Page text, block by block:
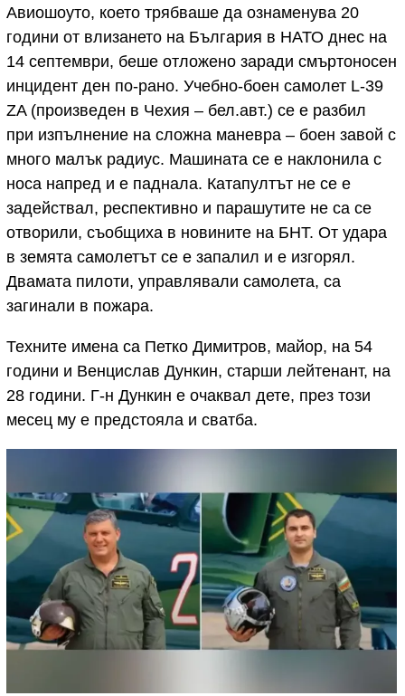
Авиошоуто, което трябваше да ознаменува 20
години от влизането на България в НАТО днес на
14 септември, беше отложено заради смъртоносен
инцидент ден по-рано. Учебно-боен самолет L-39
ZA (произведен в Чехия – бел.авт.) се е разбил
при изпълнение на сложна маневра – боен завой с
много малък радиус. Машината се е наклонила с
носа напред и е паднала. Катапултът не се е
задействал, респективно и парашутите не са се
отворили, съобщиха в новините на БНТ. От удара
в земята самолетът се е запалил и е изгорял.
Двамата пилоти, управлявали самолета, са
загинали в пожара.
Техните имена са Петко Димитров, майор, на 54
години и Венцислав Дункин, старши лейтенант, на
28 години. Г-н Дункин е очаквал дете, през този
месец му е предстояла и сватба.